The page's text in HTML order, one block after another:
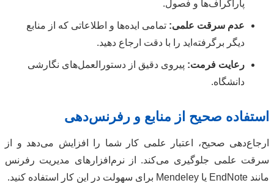
پاراگراف‌ها و فصول.
عدم سرقت علمی: تمامی ایده‌ها و اطلاعاتی که از منابع
دیگر برگرفته‌اید را با دقت ارجاع دهید.
رعایت فرمت: پیروی دقیق از دستورالعمل‌های نگارشی
دانشگاه.
استفاده صحیح از منابع و رفرنس‌دهی
ارجاع‌دهی صحیح، اعتبار علمی کار شما را افزایش می‌دهد و از
سرقت علمی جلوگیری می‌کند. از نرم‌افزارهای مدیریت رفرنس
مانند EndNote یا Mendeley برای سهولت در این کار استفاده کنید.